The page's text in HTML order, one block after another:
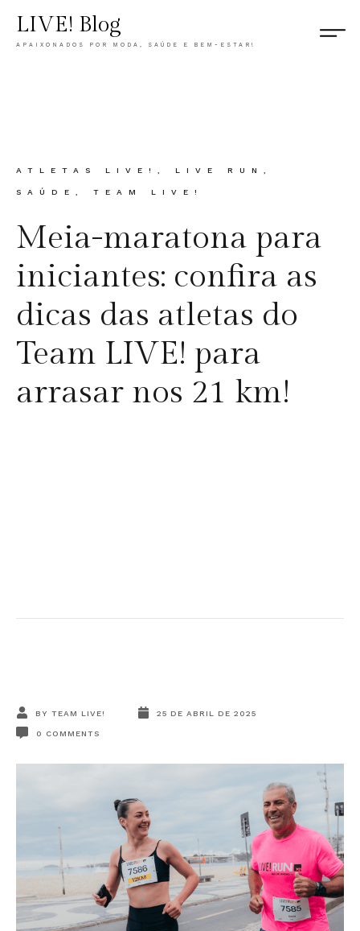
LIVE! Blog
APAIXONADOS POR MODA, SAÚDE E BEM-ESTAR!
Meia-maratona para
iniciantes: confira as
dicas das atletas do
Team LIVE! para
arrasar nos 21 km!
CATEGORY
ATLETAS LIVE! LIVE RUN
SAÚDE TEAM LIVE!
BY TEAM LIVE! 25 DE ABRIL DE 2025
0 COMMENTS